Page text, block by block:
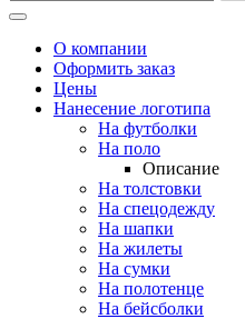
О компании
Оформить заказ
Цены
Нанесение логотипа
На футболки
На поло
Описание
На толстовки
На спецодежду
На шапки
На жилеты
На сумки
На полотенце
На бейсболки